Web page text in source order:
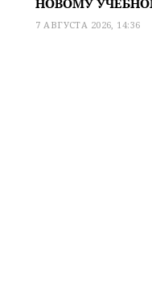
7 АВГУСТА 2026, 14:36